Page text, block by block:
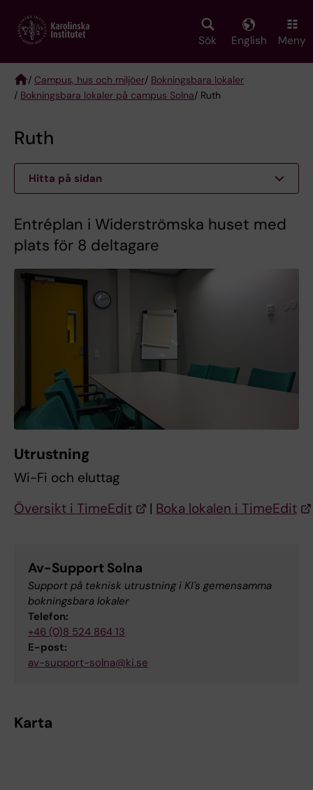
main
Sök English Meny
Breadcrumb
/ Campus, hus och miljöer/ Bokningsbara lokaler
/ Bokningsbara lokaler på campus Solna/ Ruth
Ruth
Hitta på sidan
Entréplan i Widerströmska huset med
plats för 8 deltagare
Utrustning
Wi-Fi och eluttag
Översikt i TimeEdit
| Boka lokalen i TimeEdit
Av-Support Solna
Support på teknisk utrustning i KI's gemensamma
bokningsbara lokaler
Telefon:
+46 (0)8 524 864 13
E-post:
av-support-solna@ki.se
Karta